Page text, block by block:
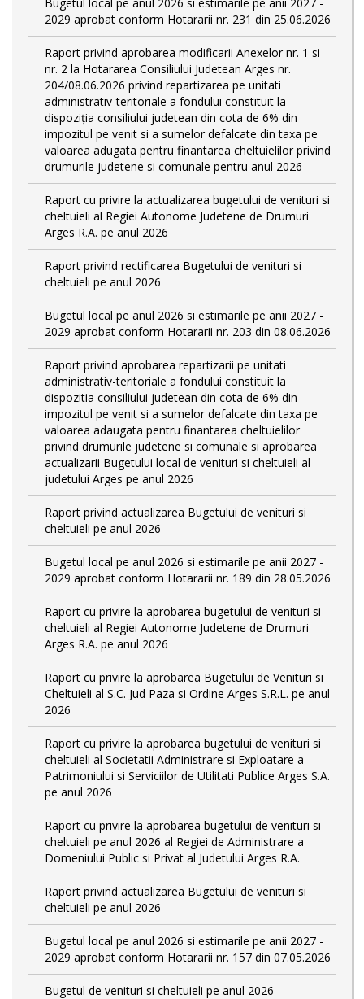
2029 aprobat conform Hotararii nr. 231 din 25.06.2026
Raport privind aprobarea modificarii Anexelor nr. 1 si
nr. 2 la Hotararea Consiliului Judetean Arges nr.
204/08.06.2026 privind repartizarea pe unitati
administrativ-teritoriale a fondului constituit la
dispoziția consiliului judetean din cota de 6% din
impozitul pe venit si a sumelor defalcate din taxa pe
valoarea adugata pentru finantarea cheltuielilor privind
drumurile judetene si comunale pentru anul 2026
Raport cu privire la actualizarea bugetului de venituri si
cheltuieli al Regiei Autonome Judetene de Drumuri
Arges R.A. pe anul 2026
Raport privind rectificarea Bugetului de venituri si
cheltuieli pe anul 2026
Bugetul local pe anul 2026 si estimarile pe anii 2027 -
2029 aprobat conform Hotararii nr. 203 din 08.06.2026
Raport privind aprobarea repartizarii pe unitati
administrativ-teritoriale a fondului constituit la
dispozitia consiliului judetean din cota de 6% din
impozitul pe venit si a sumelor defalcate din taxa pe
valoarea adaugata pentru finantarea cheltuielilor
privind drumurile judetene si comunale si aprobarea
actualizarii Bugetului local de venituri si cheltuieli al
judetului Arges pe anul 2026
Raport privind actualizarea Bugetului de venituri si
cheltuieli pe anul 2026
Bugetul local pe anul 2026 si estimarile pe anii 2027 -
2029 aprobat conform Hotararii nr. 189 din 28.05.2026
Raport cu privire la aprobarea bugetului de venituri si
cheltuieli al Regiei Autonome Judetene de Drumuri
Arges R.A. pe anul 2026
Raport cu privire la aprobarea Bugetului de Venituri si
Cheltuieli al S.C. Jud Paza si Ordine Arges S.R.L. pe anul
2026
Raport cu privire la aprobarea bugetului de venituri si
cheltuieli al Societatii Administrare si Exploatare a
Patrimoniului si Serviciilor de Utilitati Publice Arges S.A.
pe anul 2026
Raport cu privire la aprobarea bugetului de venituri si
cheltuieli pe anul 2026 al Regiei de Administrare a
Domeniului Public si Privat al Judetului Arges R.A.
Raport privind actualizarea Bugetului de venituri si
cheltuieli pe anul 2026
Bugetul local pe anul 2026 si estimarile pe anii 2027 -
2029 aprobat conform Hotararii nr. 157 din 07.05.2026
Bugetul de venituri si cheltuieli pe anul 2026